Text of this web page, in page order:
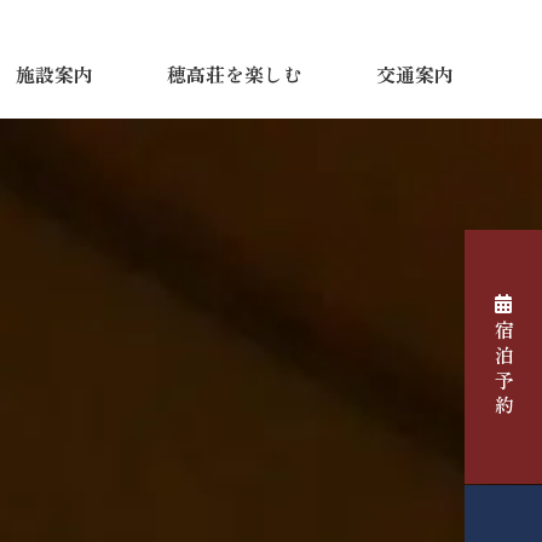
施設案内 穂高荘を楽しむ 交通案内
宿泊予約